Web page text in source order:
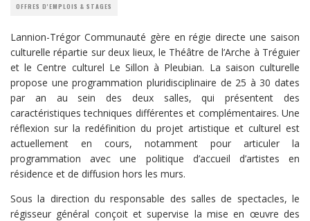
OFFRES D'EMPLOIS & STAGES
Lannion-Trégor Communauté gère en régie directe une saison
culturelle répartie sur deux lieux, le Théâtre de l’Arche à Tréguier
et le Centre culturel Le Sillon à Pleubian. La saison culturelle
propose une programmation pluridisciplinaire de 25 à 30 dates
par an au sein des deux salles, qui présentent des
caractéristiques techniques différentes et complémentaires. Une
réflexion sur la redéfinition du projet artistique et culturel est
actuellement en cours, notamment pour articuler la
programmation avec une politique d’accueil d’artistes en
résidence et de diffusion hors les murs.
Sous la direction du responsable des salles de spectacles, le
régisseur général conçoit et supervise la mise en œuvre des